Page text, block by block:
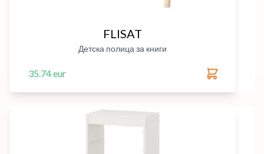
FLISAT
Детска полица за книги
35.74 eur